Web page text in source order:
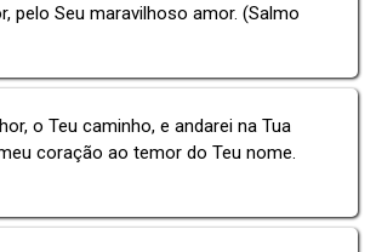
pelo Seu maravilhoso amor. (Salmo
o Teu caminho, e andarei na Tua
coração ao temor do Teu nome.